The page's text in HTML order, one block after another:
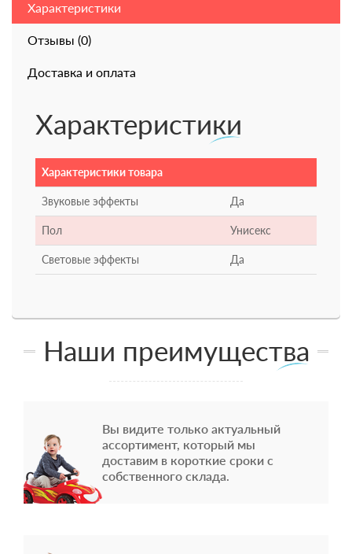
Характеристики
Отзывы (0)
Доставка и оплата
Характеристики
Характеристики товара
Звуковые эффекты Да
Пол Унисекс
Световые эффекты Да
Наши преимущества
Вы видите только актуальный
ассортимент, который мы
доставим в короткие сроки с
собственного склада.